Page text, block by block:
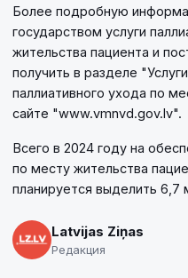
Более подробную
государством услуги
жительства пациента и
получить в разделе
паллиативного ухода по
сайте "www.vmnvd.gov.lv".
Всего в 2024 году на
по месту жительства
планируется выделить 6,7
Latvijas Ziņas
Редакция